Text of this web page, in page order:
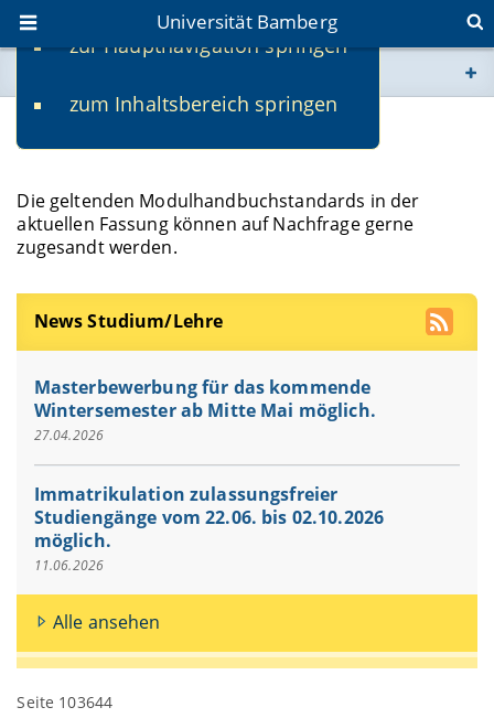
zur Hauptnavigation springen
zum Inhaltsbereich springen
Universität Bamberg
www.uni-bamberg.de
fis.uni-bamberg.de
Modulhandbuchstandards
Die geltenden Modulhandbuchstandards in der
aktuellen Fassung können auf Nachfrage gerne
zugesandt werden.
News Studium/Lehre
Masterbewerbung für das kommende
Wintersemester ab Mitte Mai möglich.
27.04.2026
Immatrikulation zulassungsfreier
Studiengänge vom 22.06. bis 02.10.2026
möglich.
11.06.2026
Alle ansehen
Seite 103644